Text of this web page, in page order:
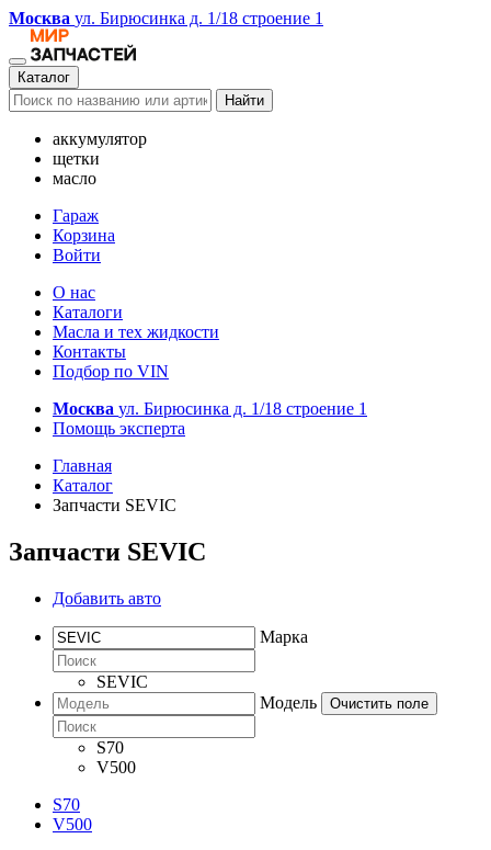
Москва ул. Бирюсинка д. 1/18 строение 1
Каталог
Найти
аккумулятор
щетки
масло
Гараж
Корзина
Войти
О нас
Каталоги
Масла и тех жидкости
Контакты
Подбор по VIN
Москва ул. Бирюсинка д. 1/18 строение 1
Помощь эксперта
Главная
Каталог
Запчасти SEVIC
Запчасти SEVIC
Добавить авто
Марка
SEVIC
Модель
Очистить поле
S70
V500
S70
V500